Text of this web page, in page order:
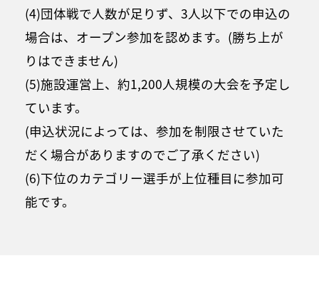
(4)団体戦で人数が足りず、3人以下での申込の
場合は、オープン参加を認めます。(勝ち上が
りはできません)
(5)施設運営上、約1,200人規模の大会を予定し
ています。
(申込状況によっては、参加を制限させていた
だく場合がありますのでご了承ください)
(6)下位のカテゴリー選手が上位種目に参加可
能です。